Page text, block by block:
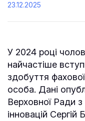
23.12.2025
У 2024 році
найчастіше
здобуття
особа. Дані
Верховної Ради з
інновацій Сергій